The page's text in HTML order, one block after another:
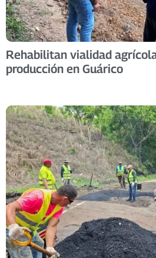
Rehabilitan vialidad
producción en Guárico